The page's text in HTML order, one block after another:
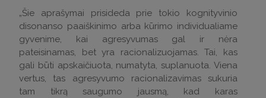
„Šie aprašymai prisideda prie tokio kognityvinio
disonanso paaiškinimo arba kūrimo individualiame
gyvenime, kai agresyvumas gal ir nėra
pateisinamas, bet yra racionalizuojamas. Tai, kas
gali būti apskaičiuota, numatyta, suplanuota. Viena
vertus, tas agresyvumo racionalizavimas sukuria
tam tikrą saugumo jausmą, kad karas